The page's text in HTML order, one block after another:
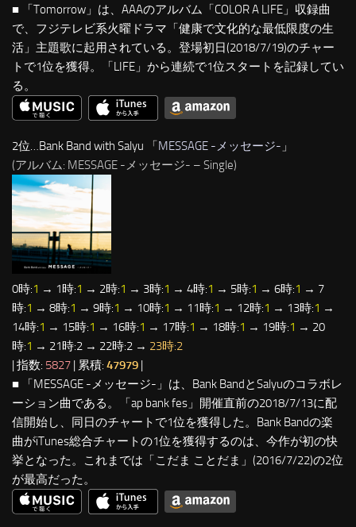
■ 「Tomorrow」は、AAAのアルバム「COLOR A LIFE」収録曲
で、フジテレビ系火曜ドラマ「健康で文化的な最低限度の生
活」主題歌に起用されている。登場初日(2018/7/19)のチャー
トで1位を獲得。「LIFE」から連続で1位スタートを記録してい
る。
2位…Bank Band with Salyu 「MESSAGE -メッセージ- 」
(アルバム: MESSAGE -メッセージ- – Single)
0時:1 → 1時:1 → 2時:1 → 3時:1 → 4時:1 → 5時:1 → 6時:1 → 7
時:1 → 8時:1 → 9時:1 → 10時:1 → 11時:1 → 12時:1 → 13時:1 →
14時:1 → 15時:1 → 16時:1 → 17時:1 → 18時:1 → 19時:1 → 20
時:1 → 21時:2 → 22時:2 → 23時:2
| 指数: 5827 | 累積: 47979 |
■ 「MESSAGE -メッセージ-」は、Bank BandとSalyuのコラボレ
ーション曲である。「ap bank fes」開催直前の2018/7/13に配
信開始し、同日のチャートで1位を獲得した。Bank Bandの楽
曲がiTunes総合チャートの1位を獲得するのは、今作が初の快
挙となった。これまでは「こだま ことだま」(2016/7/22)の2位
が最高だった。